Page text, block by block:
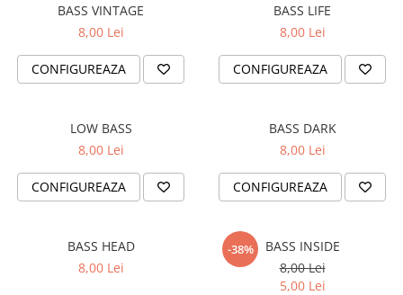
MERCEDES
PEUGEOT
RENAULT
VOLKSWAGEN
VOLVO
STICKERE STALPI
TOP VANZARI
STICKERE PARBRIZ
BASS VINTAGE
8,00 Lei
CONFIGUREAZA
BASS LIFE
8,00 Lei
CONFIGUREAZA
LOW BASS
8,00 Lei
CONFIGUREAZA
BASS DARK
8,00 Lei
CONFIGUREAZA
BASS HEAD
8,00 Lei
-38%
BASS INSIDE
8,00 Lei
5,00 Lei